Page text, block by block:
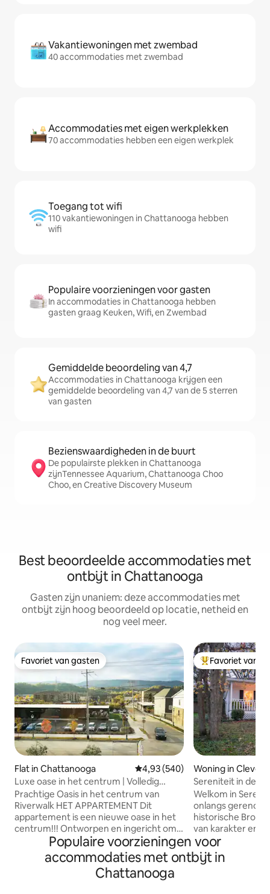
Vakantiewoningen met zwembad
40 accommodaties met zwembad
Accommodaties met eigen werkplekken
70 accommodaties hebben een eigen werkplek
Toegang tot wifi
110 vakantiewoningen in Chattanooga hebben
wifi
Populaire voorzieningen voor gasten
In accommodaties in Chattanooga hebben
gasten graag Keuken, Wifi, en Zwembad
Gemiddelde beoordeling van 4,7
Accommodaties in Chattanooga krijgen een
gemiddelde beoordeling van 4,7 van de 5 sterren
van gasten
Bezienswaardigheden in de buurt
De populairste plekken in Chattanooga
zijnTennessee Aquarium, Chattanooga Choo
Choo, en Creative Discovery Museum
Best beoordeelde accommodaties met
ontbijt in Chattanooga
Gasten zijn unaniem: deze accommodaties met
ontbijt zijn hoog beoordeeld op locatie, netheid en
nog veel meer.
Favoriet van gasten
Favoriet van gasten
Flat in Chattanooga Gemiddelde beoordeling van
4,93 (540)
Luxe oase in het centrum | Volledig
gedesinfecteerd
Prachtige Oasis in het centrum van
Riverwalk HET APPARTEMENT Dit
appartement is een nieuwe oase in het
centrum!!! Ontworpen en ingericht om
onze gasten een moderne en luxe
ervaring te geven, terwijl ze ook het
geruststellende gevoel krijgen dat je
alleen maar kunt krijgen als je in een
Topfavoriet van
Favoriet van
Woning in
Sereniteit in de
Welkom in Serenity
onlangs
historische
van karakter en charme.
slaapkamer
thema. De keuken heeft een Franse
landelijke stijl,
Populaire voorzieningen voor
accommodaties met ontbijt in
Chattanooga